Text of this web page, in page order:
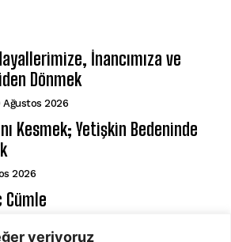
veriyoruz
İnancımıza ve
Dönmek
Ağustos 2026
Kesmek; Yetişkin Bedeninde
2026
Cümle